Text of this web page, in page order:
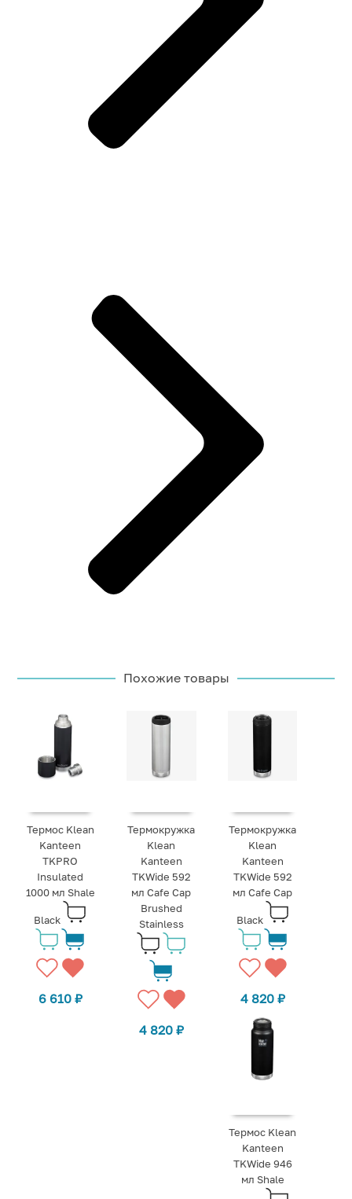
Похожие товары
Термос Klean
Kanteen
TKPRO
Insulated
1000 мл Shale
Black
6 610 ₽
Термокружка
Klean
Kanteen
TKWide 592
мл Cafe Cap
Brushed
Stainless
4 820 ₽
Термокружка
Klean
Kanteen
TKWide 592
мл Cafe Cap
Black
4 820 ₽
Термос Klean
Kanteen
TKWide 946
мл Shale